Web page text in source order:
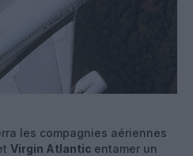
les compagnies aériennes
Virgin Atlantic entamer un